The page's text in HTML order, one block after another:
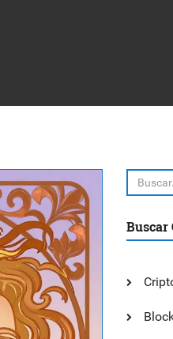
Buscar